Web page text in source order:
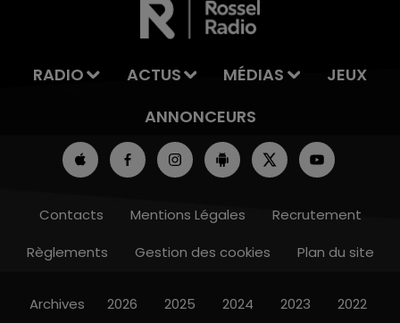
RADIO ACTUS MÉDIAS
JEUX
ANNONCEURS
Contacts Mentions Légales
Recrutement
Règlements
Gestion des cookies Plan du site
Archives 2026 2025 2024 2023 2022